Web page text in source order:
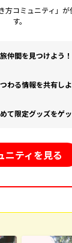
方コミュニティ」
す。
仲間を見つけよう！
わる情報を共有しよ
て限定グッズをゲッ
ニティを見る